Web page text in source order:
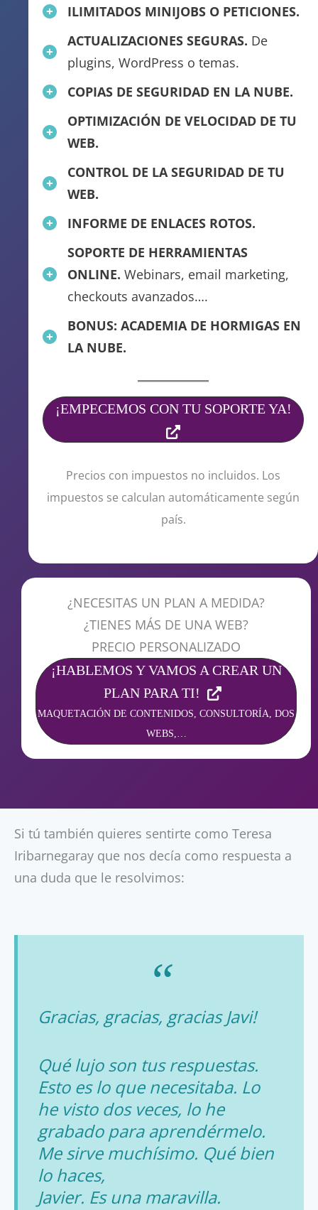
ILIMITADOS MINIJOBS O PETICIONES.
ACTUALIZACIONES SEGURAS. De
plugins, WordPress o temas.
COPIAS DE SEGURIDAD EN LA NUBE.
OPTIMIZACIÓN DE VELOCIDAD DE TU
WEB.
CONTROL DE LA SEGURIDAD DE TU
WEB.
INFORME DE ENLACES ROTOS.
SOPORTE DE HERRAMIENTAS
ONLINE. Webinars, email marketing,
checkouts avanzados….
BONUS: ACADEMIA DE HORMIGAS EN
LA NUBE.
¡EMPECEMOS CON TU SOPORTE YA!
Precios con impuestos no incluidos. Los
impuestos se calculan automáticamente según
país.
¿NECESITAS UN PLAN A MEDIDA?
¿TIENES MÁS DE UNA WEB?
PRECIO PERSONALIZADO
¡HABLEMOS Y VAMOS A CREAR UN
PLAN PARA TI!
MAQUETACIÓN DE CONTENIDOS, CONSULTORÍA, DOS
WEBS,…
Si tú también quieres sentirte como Teresa
Iribarnegaray que nos decía como respuesta a
una duda que le resolvimos:
Gracias, gracias, gracias Javi!
Qué lujo son tus respuestas.
Esto es lo que necesitaba. Lo
he visto dos veces, lo he
grabado para aprendérmelo.
Me sirve muchísimo. Qué bien
lo haces,
Javier. Es una maravilla.